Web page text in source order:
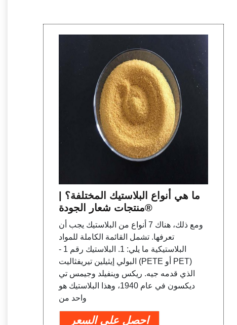
ما هي أنواع البلاستيك المختلفة؟ |
منتجات شعار الجودة®
ومع ذلك، هناك 7 أنواع من البلاستيك يجب أن
تعرفها. تشمل القائمة الكاملة للمواد
البلاستيكية ما يلي: 1. البلاستيك رقم 1 -
البولي إيثيلين تيريفثاليت (PETE أو PET)
الذي قدمه جيه. ريكس وينفيلد وجيمس تي
ديكسون في عام 1940، وهذا البلاستيك هو
واحد من
احصل على السعر